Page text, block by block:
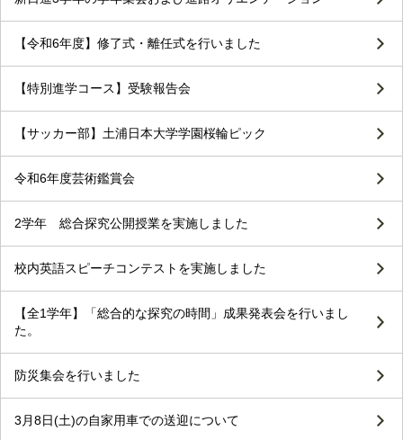
【令和6年度】修了式・離任式を行いました
【特別進学コース】受験報告会
【サッカー部】土浦日本大学学園桜輪ピック
令和6年度芸術鑑賞会
2学年 総合探究公開授業を実施しました
校内英語スピーチコンテストを実施しました
【全1学年】「総合的な探究の時間」成果発表会を行いまし
た。
防災集会を行いました
3月8日(土)の自家用車での送迎について